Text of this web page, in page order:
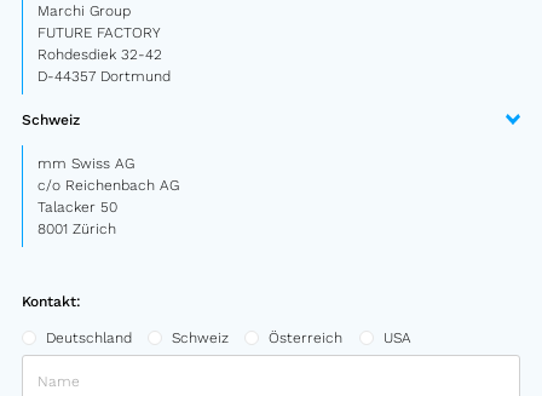
Design Truck
Sonderbau
Gebrauchte Fahrzeuge von Marchi
FAQ
News
Marchi Group
FUTURE FACTORY
Rohdesdiek 32-42
D-44357 Dortmund
Schweiz
mm Swiss AG
c/o Reichenbach AG
Talacker 50
8001 Zürich
Kontakt:
Deutschland Schweiz Österreich USA